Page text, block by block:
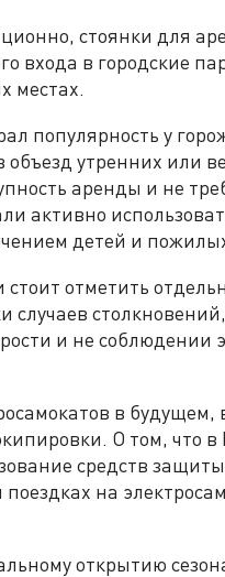
стоянки для
входа в городские
местах.
популярность у
объезд утренних или
аренды и не
активно
детей и
отметить
случаев
и не соблюдении
в будущем,
О том, что
средств
на
открытию